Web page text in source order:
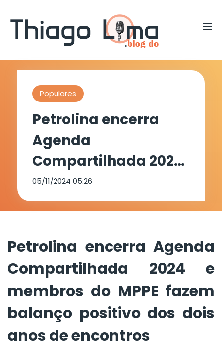
Populares
Petrolina encerra
Agenda
Compartilhada 2024
e membros do MPPE
fazem balanço
anos de encontros
05/11/2024 05:26
Petrolina encerra Agenda
Compartilhada 2024 e
membros do MPPE fazem
balanço positivo dos dois
anos de encontros